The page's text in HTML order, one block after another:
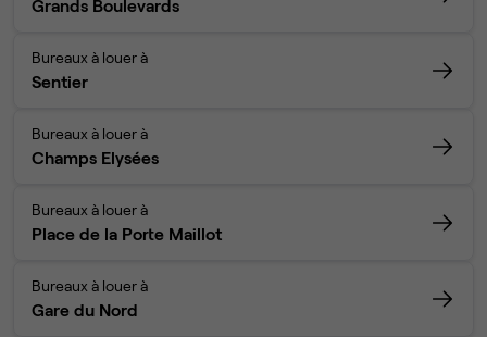
Grands Boulevards
Bureaux à louer à
Sentier
Bureaux à louer à
Champs Elysées
Bureaux à louer à
Place de la Porte Maillot
Bureaux à louer à
Gare du Nord